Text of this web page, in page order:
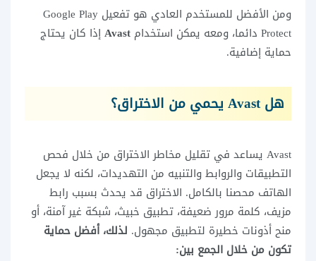
ومن الأفضل للمستخدم العادي هو تفعيل Google Play
Protect دائما، ومعه يمكن استخدام
Avastإذا كان يحتاج
حماية إضافية.
هل Avast يحمي من الاختراق؟
Avast يساعد في تقليل مخاطر الاختراق من خلال فحص
التطبيقات والروابط والتنبيه من التهديدات، لكنه لا يجعل
الهاتف محصنا بالكامل. الاختراق قد يحدث بسبب رابط
مزيف، كلمة مرور ضعيفة، تطبيق خبيث، شبكة غير آمنة، أو
منح أذونات خطيرة لتطبيق مجهول. لذلك، أفضل حماية
تكون من خلال الجمع بين: